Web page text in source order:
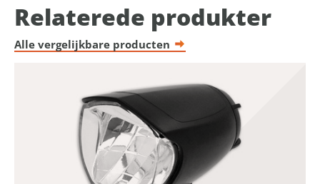
Relaterede produkter
Alle vergelijkbare producten